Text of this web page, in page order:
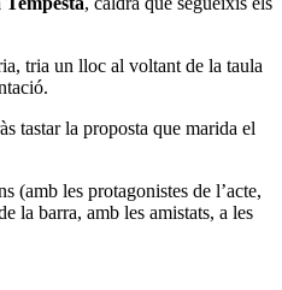
tria un lloc al voltant de la taula
tastar la proposta que marida el
(amb les protagonistes de l’acte,
la barra, amb les amistats, a les